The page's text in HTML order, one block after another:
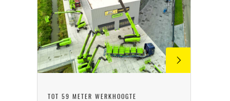
TOT 59 METER WERKHOOGTE